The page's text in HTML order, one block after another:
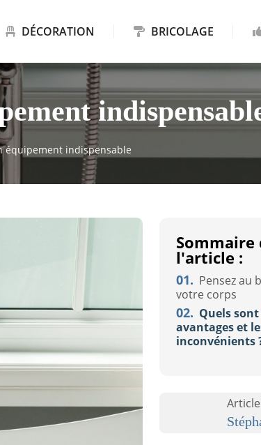
DÉCORATION BRICOLAGE
équipement indispensable
Sommaire
l'article :
01. Pensez au
votre corps
02. Quels sont
avantages et
inconvénients